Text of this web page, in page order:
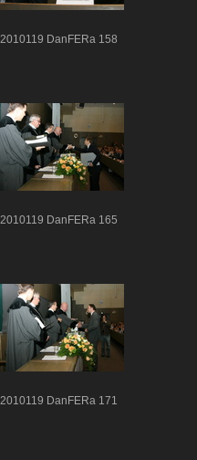
2010119 DanFERa 158
2010119 DanFERa 165
2010119 DanFERa 171